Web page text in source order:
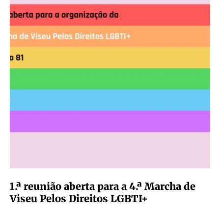
1.ª reunião aberta para a 4.ª Marcha de
Viseu Pelos Direitos LGBTI+